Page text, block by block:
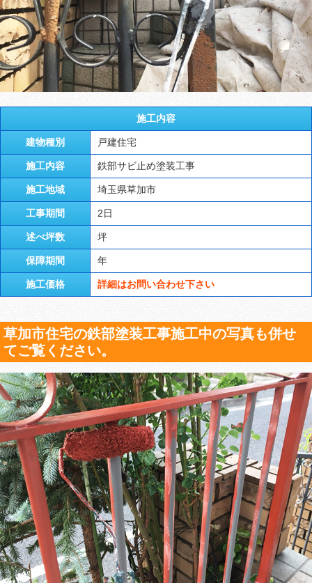
施工内容
建物種別 戸建住宅
施工内容 鉄部サビ止め塗装工事
施工地域 埼玉県草加市
工事期間 2日
述べ坪数 坪
保障期間 年
施工価格 詳細はお問い合わせ下さい
草加市住宅の鉄部塗装工事施工中の写真も併せ
てご覧ください。